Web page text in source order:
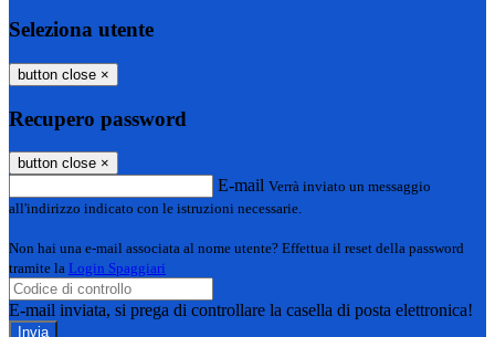
Seleziona utente
button close ×
Recupero password
button close ×
E-mail Verrà inviato un messaggio
all'indirizzo indicato con le istruzioni necessarie.
Non hai una e-mail associata al nome utente? Effettua il reset della password
tramite la Login Spaggiari
E-mail inviata, si prega di controllare la casella di posta elettronica!